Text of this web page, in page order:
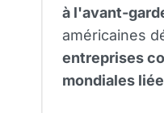
à l'avant-
américaines
entreprises
mondiales